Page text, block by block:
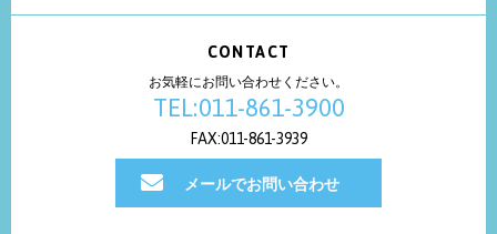
CONTACT
お気軽にお問い合わせください。
TEL:011-861-3900
FAX:011-861-3939
メールでお問い合わせ